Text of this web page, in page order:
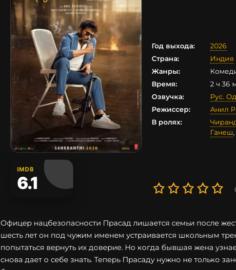
IMDB
6.1
Год выхода:
2026
Страна:
Индия
Жанры:
Время:
2 ч 36
Озвучка:
Рус.
Режиссер:
Анил
В ролях:
Ганеш,
Офицер нацбезопасности Прасад лишается семьи после
шесть лет он под чужим именем устраивается школьным
попытаться вернуть их доверие. Но когда бывшая жена
снова дает о себе знать. Теперь Прасаду нужно не только